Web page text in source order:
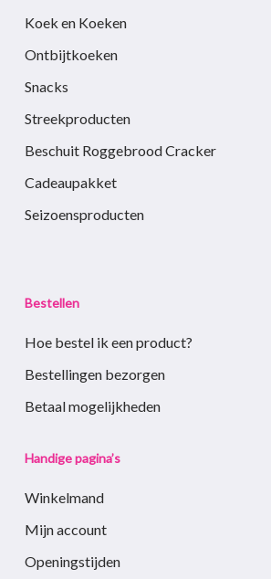
Koek en Koeken
Ontbijtkoeken
Snacks
Streekproducten
Beschuit Roggebrood Cracker
Cadeaupakket
Seizoensproducten
Bestellen
Hoe bestel ik een product?
Bestellingen bezorgen
Betaal mogelijkheden
Handige pagina’s
Winkelmand
Mijn account
Openingstijden